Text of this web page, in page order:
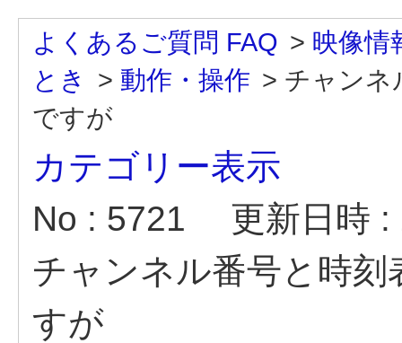
よくあるご質問 FAQ > 映像情
とき
> 動作・操作 > チャンネ
ですが
カテゴリー表示
No : 5721
更新日時
チャンネル番号と時
すが